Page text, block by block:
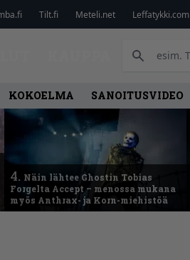
Tilt.fi Meteli.net Leffatykki.com
KOKOELMA SANOITUSVIDEO
4. Näin lähtee Ghostin Tobias
Forgelta Accept – menossa mukana
myös Anthrax- ja Korn-miehistöä